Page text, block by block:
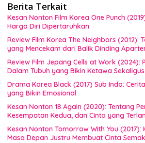
Berita Terkait
Kesan Nonton Film Korea One Punch
Harga Diri Dipertaruhkan
Review Film Korea The Neighbors (2012):
yang Mencekam dari Balik Dinding
Review Film Jepang Cells at Work (2024):
Dalam Tubuh yang Bikin Ketawa
Drama Korea Black (2017) Sub Indo:
yang Bikin Emosional
Kesan Nonton 18 Again (2020): Tentang
Kesempatan Kedua, dan Cinta yang
Kesan Nonton Tomorrow With You (2017):
Masa Depan Justru Membuat Cinta